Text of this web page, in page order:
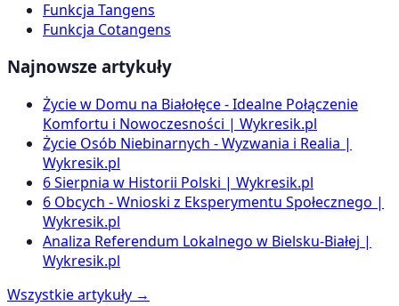
Funkcja Tangens
Funkcja Cotangens
Najnowsze artykuły
Życie w Domu na Białołęce - Idealne Połączenie
Komfortu i Nowoczesności | Wykresik.pl
Życie Osób Niebinarnych - Wyzwania i Realia |
Wykresik.pl
6 Sierpnia w Historii Polski | Wykresik.pl
6 Obcych - Wnioski z Eksperymentu Społecznego |
Wykresik.pl
Analiza Referendum Lokalnego w Bielsku-Białej |
Wykresik.pl
Wszystkie artykuły →